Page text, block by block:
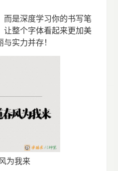
而是深度学习你的书写笔
让整个字体看起来更加美
实力并存！
为我来